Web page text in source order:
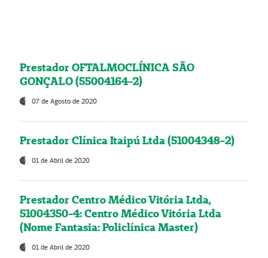
Prestador OFTALMOCLÍNICA SÃO
GONÇALO (55004164-2)
07 de Agosto de 2020
Prestador Clínica Itaipú Ltda (51004348-2)
01 de Abril de 2020
Prestador Centro Médico Vitória Ltda,
51004350-4: Centro Médico Vitória Ltda
(Nome Fantasia: Policlínica Master)
01 de Abril de 2020